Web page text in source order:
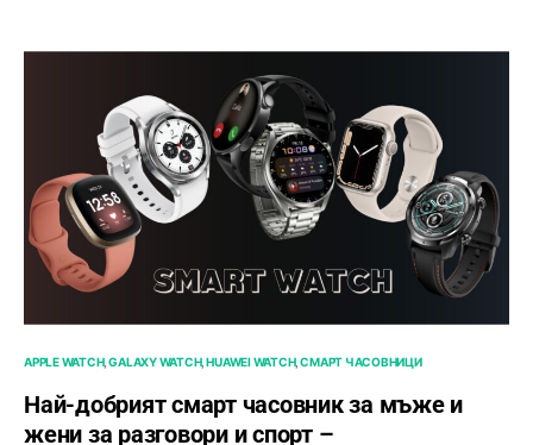
APPLE WATCH GALAXY WATCH HUAWEI WATCH СМАРТ ЧАСОВНИЦИ
Най-добрият смарт часовник за мъже и
жени за разговори и спорт –